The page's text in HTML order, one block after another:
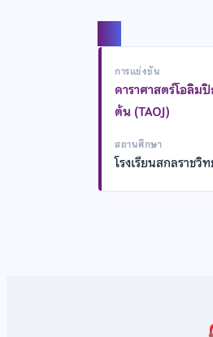
การแข่งขัน
ดาราศาสตร์โอลิ
ต้น (TAOJ)
สถานศึกษา
โรงเรียนสกลราชวิ